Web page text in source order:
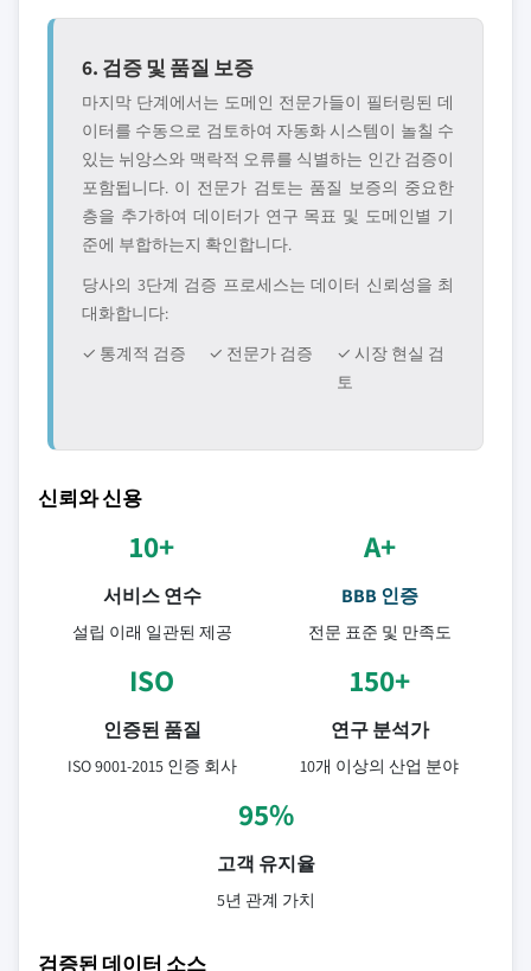
6. 검증 및 품질 보증
마지막 단계에서는 도메인 전문가들이 필터링된 데
이터를 수동으로 검토하여 자동화 시스템이 놀칠 수
있는 뉘앙스와 맥락적 오류를 식별하는 인간 검증이
포함됩니다. 이 전문가 검토는 품질 보증의 중요한
층을 추가하여 데이터가 연구 목표 및 도메인별 기
준에 부합하는지 확인합니다.
당사의 3단계 검증 프로세스는 데이터 신뢰성을 최
대화합니다:
✓ 통계적 검증
✓ 전문가 검증
✓ 시장 현실 검
토
신뢰와 신용
10+
서비스 연수
설립 이래 일관된 제공
A+
BBB 인증
전문 표준 및 만족도
ISO
인증된 품질
ISO 9001-2015 인증 회사
150+
연구 분석가
10개 이상의 산업 분야
95%
고객 유지율
5년 관계 가치
검증된 데이터 소스